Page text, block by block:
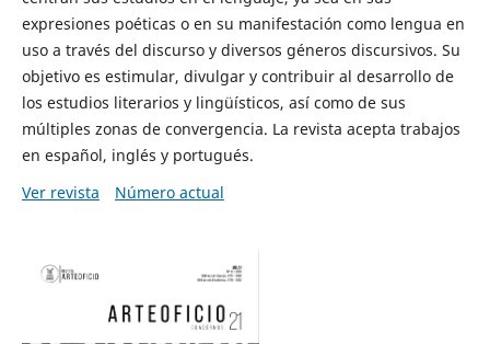
expresiones poéticas o en su manifestación como lengua en
uso a través del discurso y diversos géneros discursivos. Su
objetivo es estimular, divulgar y contribuir al desarrollo de
los estudios literarios y lingüísticos, así como de sus
múltiples zonas de convergencia. La revista acepta trabajos
en español, inglés y portugués.
Ver revista
Número actual